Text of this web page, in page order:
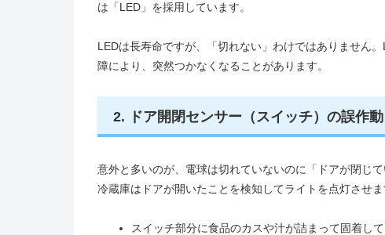
は「LED」を採用しています。
LEDは長寿命ですが、「切れない」わけではありません
障により、突然つかなくなることがあります。
2. ドア開閉センサー（スイッチ）の誤作動
意外と多いのが、電球は切れていないのに「ドアが閉じ
冷蔵庫はドアが開いたことを検知してライトを点灯させま
スイッチ部分に食品のカスや汁が詰まって固着し